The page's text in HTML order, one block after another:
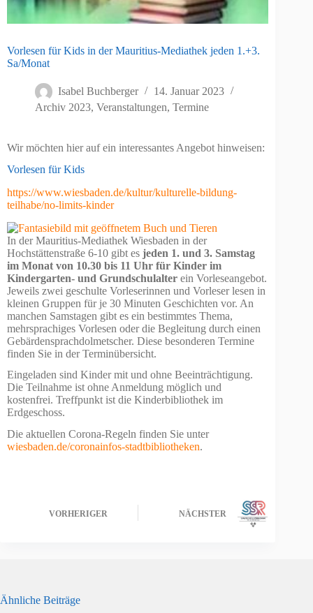
Vorlesen für Kids in der Mauritius-Mediathek jeden 1.+3.
Sa/Monat
Isabel Buchberger
14. Januar 2023
Archiv 2023, Veranstaltungen, Termine
Wir möchten hier auf ein interessantes Angebot hinweisen:
Vorlesen für Kids
https://www.wiesbaden.de/kultur/kulturelle-bildung-
teilhabe/no-limits-kinder
In der Mauritius-Mediathek Wiesbaden in der
Hochstättenstraße 6-10 gibt es jeden 1. und 3. Samstag
im Monat von 10.30 bis 11 Uhr für Kinder im
Kindergarten- und Grundschulalter ein Vorleseangebot.
Jeweils zwei geschulte Vorleserinnen und Vorleser lesen in
kleinen Gruppen für je 30 Minuten Geschichten vor. An
manchen Samstagen gibt es ein bestimmtes Thema,
mehrsprachiges Vorlesen oder die Begleitung durch einen
Gebärdensprachdolmetscher. Diese besonderen Termine
finden Sie in der Terminübersicht.
Eingeladen sind Kinder mit und ohne Beeinträchtigung.
Die Teilnahme ist ohne Anmeldung möglich und
kostenfrei. Treffpunkt ist die Kinderbibliothek im
Erdgeschoss.
Die aktuellen Corona-Regeln finden Sie unter
wiesbaden.de/coronainfos-stadtbibliotheken.
VORHERIGER NÄCHSTER
Ähnliche Beiträge